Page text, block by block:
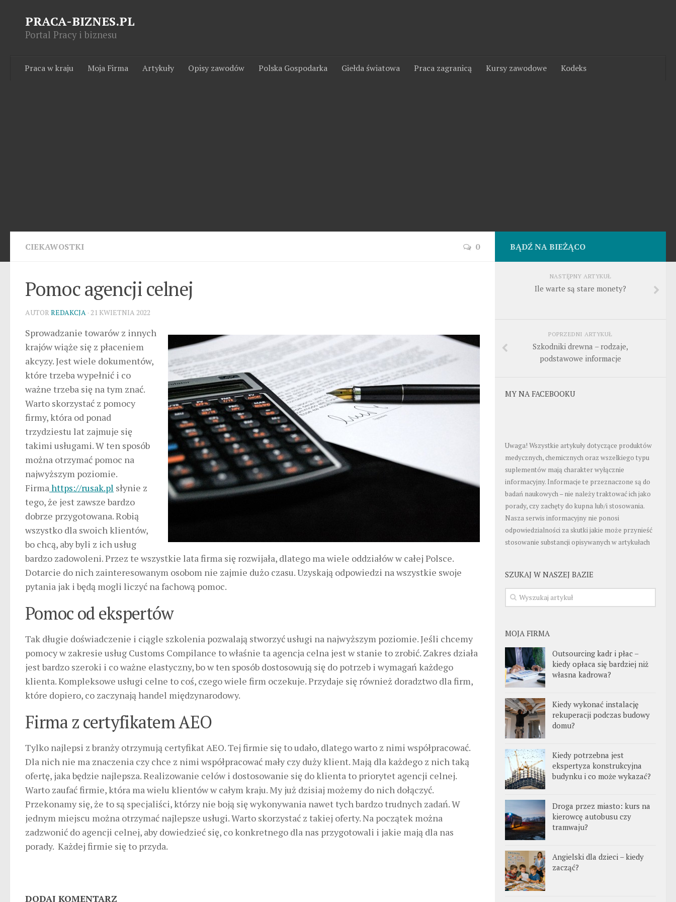
PRACA-BIZNES.PL
Portal Pracy i biznesu
Praca w kraju Moja Firma Artykuły Opisy zawodów Polska Gospodarka Giełda światowa Praca zagranicą Kursy zawodowe Kodeks
CIEKAWOSTKI 0
Pomoc agencji celnej
AUTOR REDAKCJA · 21 KWIETNIA 2022
Sprowadzanie towarów z innych
krajów wiąże się z płaceniem
akcyzy. Jest wiele dokumentów,
które trzeba wypełnić i co
ważne trzeba się na tym znać.
Warto skorzystać z pomocy
firmy, która od ponad
trzydziestu lat zajmuje się
takimi usługami. W ten sposób
można otrzymać pomoc na
najwyższym poziomie.
Firmahttps://rusak.pl słynie z
tego, że jest zawsze bardzo
dobrze przygotowana. Robią
wszystko dla swoich klientów,
bo chcą, aby byli z ich usług
bardzo zadowoleni. Przez te wszystkie lata firma się rozwijała, dlatego ma wiele oddziałów w całej Polsce.
Dotarcie do nich zainteresowanym osobom nie zajmie dużo czasu. Uzyskają odpowiedzi na wszystkie swoje
pytania jak i będą mogli liczyć na fachową pomoc.
Pomoc od ekspertów
Tak długie doświadczenie i ciągle szkolenia pozwalają stworzyć usługi na najwyższym poziomie. Jeśli chcemy
pomocy w zakresie usług Customs Compilance to właśnie ta agencja celna jest w stanie to zrobić. Zakres działa
jest bardzo szeroki i co ważne elastyczny, bo w ten sposób dostosowują się do potrzeb i wymagań każdego
klienta. Kompleksowe usługi celne to coś, czego wiele firm oczekuje. Przydaje się również doradztwo dla firm,
które dopiero, co zaczynają handel międzynarodowy.
Firma z certyfikatem AEO
Tylko najlepsi z branży otrzymują certyfikat AEO. Tej firmie się to udało, dlatego warto z nimi współpracować.
Dla nich nie ma znaczenia czy chce z nimi współpracować mały czy duży klient. Mają dla każdego z nich taką
ofertę, jaka będzie najlepsza. Realizowanie celów i dostosowanie się do klienta to priorytet agencji celnej.
Warto zaufać firmie, która ma wielu klientów w całym kraju. My już dzisiaj możemy do nich dołączyć.
Przekonamy się, że to są specjaliści, którzy nie boją się wykonywania nawet tych bardzo trudnych zadań. W
jednym miejscu można otrzymać najlepsze usługi. Warto skorzystać z takiej oferty. Na początek można
zadzwonić do agencji celnej, aby dowiedzieć się, co konkretnego dla nas przygotowali i jakie mają dla nas
porady. Każdej firmie się to przyda.
DODAJ KOMENTARZ
BĄDŹ NA BIEŻĄCO
NASTĘPNY ARTYKUŁ
Ile warte są stare monety?
POPRZEDNI ARTYKUŁ
Szkodniki drewna – rodzaje,
podstawowe informacje
MY NA FACEBOOKU
Uwaga! Wszystkie artykuły dotyczące produktów
medycznych, chemicznych oraz wszelkiego typu
suplementów mają charakter wyłącznie
informacyjny. Informacje te przeznaczone są do
badań naukowych – nie należy traktować ich jako
porady, czy zachęty do kupna lub/i stosowania.
Nasza serwis informacyjny nie ponosi
odpowiedzialności za skutki jakie może przynieść
stosowanie substancji opisywanych w artykułach
SZUKAJ W NASZEJ BAZIE
MOJA FIRMA
Outsourcing kadr i płac –
kiedy opłaca się bardziej niż
własna kadrowa?
Kiedy wykonać instalację
rekuperacji podczas budowy
domu?
Kiedy potrzebna jest
ekspertyza konstrukcyjna
budynku i co może wykazać?
Droga przez miasto: kurs na
kierowcę autobusu czy
tramwaju?
Angielski dla dzieci – kiedy
zacząć?